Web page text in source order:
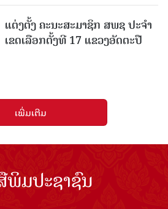
ແຕ່ງຕັ້ງ ຄະນະສະມາຊິກ ສພຊ ປະຈຳ
ເຂດເລືອກຕັ້ງທີ 17 ແຂວງອັດຕະປື
ເພີ່ມເຕີມ
ມປະຊາຊົນ